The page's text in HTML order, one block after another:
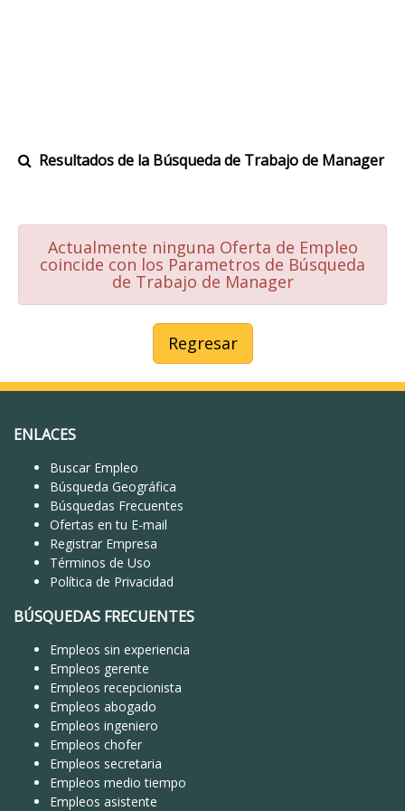
Resultados de la Búsqueda de Trabajo de Manager
Actualmente ninguna Oferta de Empleo
coincide con los Parametros de Búsqueda
de Trabajo de Manager
Regresar
ENLACES
Buscar Empleo
Búsqueda Geográfica
Búsquedas Frecuentes
Ofertas en tu E-mail
Registrar Empresa
Términos de Uso
Política de Privacidad
BÚSQUEDAS FRECUENTES
Empleos sin experiencia
Empleos gerente
Empleos recepcionista
Empleos abogado
Empleos ingeniero
Empleos chofer
Empleos secretaria
Empleos medio tiempo
Empleos asistente